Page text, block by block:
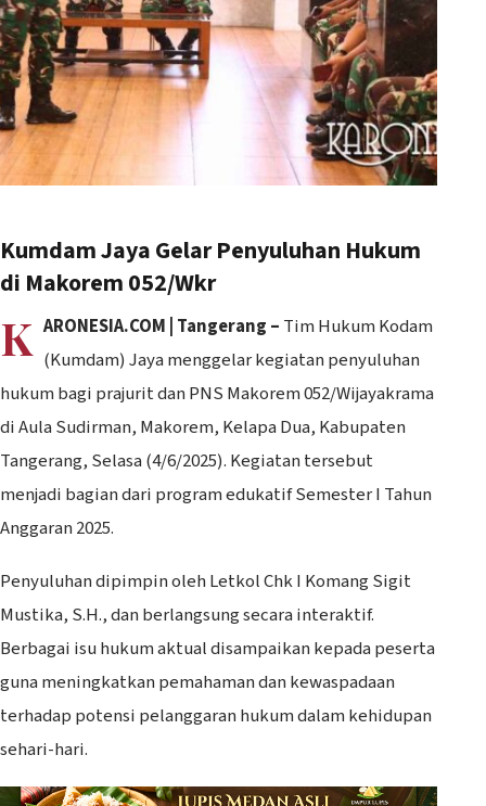
Kumdam Jaya Gelar Penyuluhan Hukum
di Makorem 052/Wkr
K ARONESIA.COM | Tangerang – Tim Hukum Kodam
(Kumdam) Jaya menggelar kegiatan penyuluhan
hukum bagi prajurit dan PNS Makorem 052/Wijayakrama
di Aula Sudirman, Makorem, Kelapa Dua, Kabupaten
Tangerang, Selasa (4/6/2025). Kegiatan tersebut
menjadi bagian dari program edukatif Semester I Tahun
Anggaran 2025.
Penyuluhan dipimpin oleh Letkol Chk I Komang Sigit
Mustika, S.H., dan berlangsung secara interaktif.
Berbagai isu hukum aktual disampaikan kepada peserta
guna meningkatkan pemahaman dan kewaspadaan
terhadap potensi pelanggaran hukum dalam kehidupan
sehari-hari.